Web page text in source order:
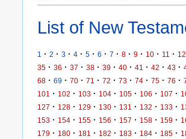
List of New
1 · 2 · 3 · 4 · 5 · 6 · 7 · 8 · 9 · 10 · 11 · 12
35 · 36 · 37 · 38 · 39 · 40 · 41 · 42 · 43 ·
68 · 69 · 70 · 71 · 72 · 73 · 74 · 75 · 76 ·
101
· 102 · 103 · 104 · 105 · 106 · 107 ·
127 · 128 · 129 · 130 · 131 · 132 · 133 ·
153 · 154 · 155 · 156 · 157 · 158 · 159 ·
179 · 180 · 181 · 182 · 183 · 184 · 185 ·